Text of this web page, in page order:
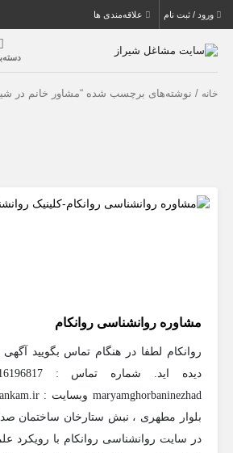
ورود / ثبت نام علاقه‌مندی ها
خانه / نوشته‌های برچسب شده “مشاور خانم در
مشاوره روانشناسی روانکام
روانکام لطفا در هنگام تماس بگویید
در سایت روانشناسی روانکام با رویکرد